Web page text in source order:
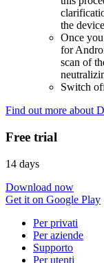
the
Once
for
scan of
Switch
Find out more about
Free trial
14 days
Download now
Get it on Google Play
Per privati
Per aziende
Supporto
Per utenti